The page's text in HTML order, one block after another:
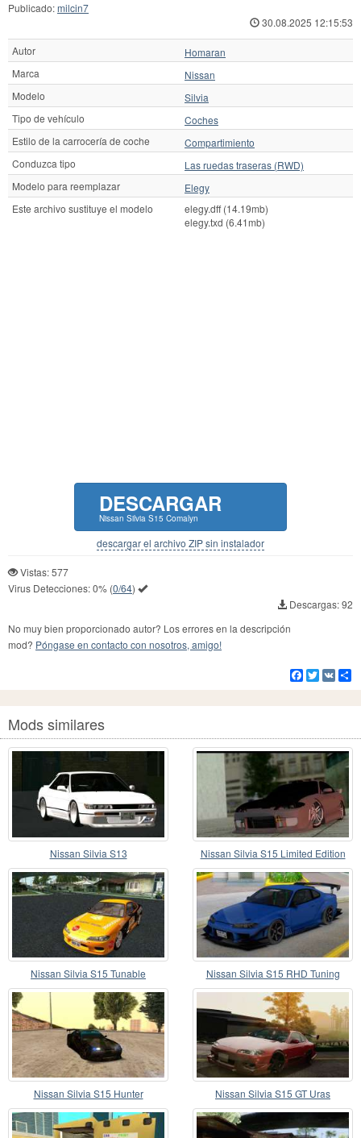
Publicado:milcin7
30.08.2025 12:15:53
Autor
Homaran
Marca
Nissan
Modelo
Silvia
Tipo de vehículo
Coches
Estilo de la carrocería de coche
Compartimiento
Conduzca tipo
Las ruedas traseras (RWD)
Modelo para reemplazar
Elegy
Este archivo sustituye el modelo
elegy.dff (14.19mb)
elegy.txd (6.41mb)
DESCARGAR
Nissan Silvia S15 Comalyn
descargar el archivo ZIP sin instalador
Vistas: 577
Virus Detecciones:0% (0/64)
Descargas: 92
No muy bien proporcionado autor? Los errores en la descripción
mod? Póngase en contacto con nosotros, amigo!
Facebook
Twitter
VK
Mods similares
Nissan Silvia S13 Nissan Silvia S15 Limited Edition
Nissan Silvia S15 Tunable Nissan Silvia S15 RHD Tuning
Nissan Silvia S15 Hunter Nissan Silvia S15 GT Uras